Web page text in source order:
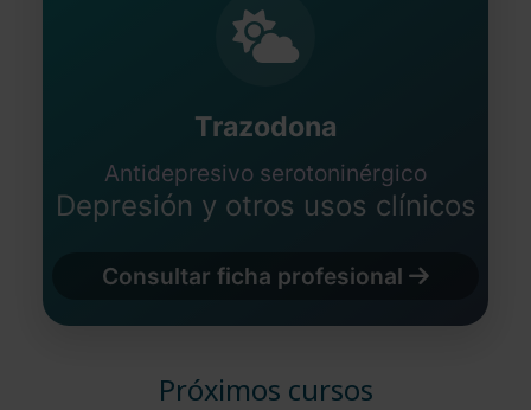
Trazodona
Antidepresivo serotoninérgico
Depresión y otros usos clínicos
Consultar ficha profesional
Próximos cursos